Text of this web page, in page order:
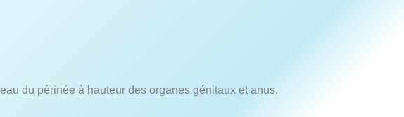
du périnée à hauteur des organes génitaux et anus.